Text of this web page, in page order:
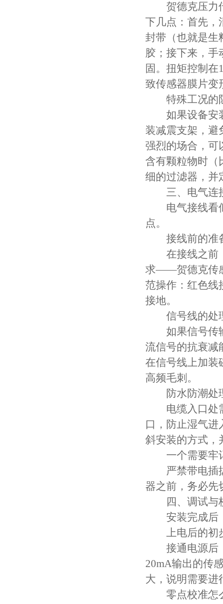
贺德克压力传
下几点：首先，
封带（也就是生
胶；接下来，
固。扭矩控制
致传感器膜片变
特殊工况的
如果设备安装
装减震支架，避
强烈的场合，可
含有颗粒物时（
细的过滤器，并
三、电气连
电气接线看似
点。
接线前的准
在接线之前，
求——贺德克传
范操作：红色线
接地。
信号线的处
如果信号传输
流信号的抗衰减
在信号线上加装
高频毛刺。
防水防潮处
电缆入口处需
口，防止湿气
斜安装的方式，
一个需要牢
严禁带电插拔
器之前，务必先
四、调试与校
安装完成后，
上电后的初
接通电源后，
20mA输出的传
大，说明需要进
零点校准怎